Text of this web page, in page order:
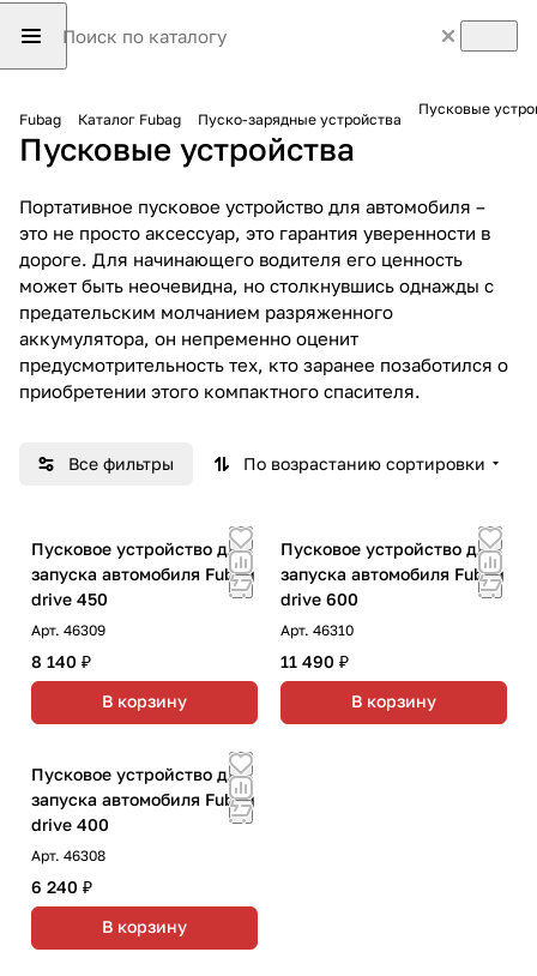
Fubag Каталог Fubag Пуско-зарядные устройства
Пусковые
Пусковые устройства
Портативное пусковое устройство для автомобиля –
это не просто аксессуар, это гарантия уверенности в
дороге. Для начинающего водителя его ценность
может быть неочевидна, но столкнувшись однажды с
предательским молчанием разряженного
аккумулятора, он непременно оценит
предусмотрительность тех, кто заранее позаботился о
приобретении этого компактного спасителя.
Все фильтры По возрастанию сортировки
Пусковое устройство для
запуска автомобиля Fubag
drive 450
Арт. 46309
8 140 ₽
В корзину
Пусковое устройство для
запуска автомобиля Fubag
drive 600
Арт. 46310
11 490 ₽
В корзину
Пусковое устройство для
запуска автомобиля Fubag
drive 400
Арт. 46308
6 240 ₽
В корзину